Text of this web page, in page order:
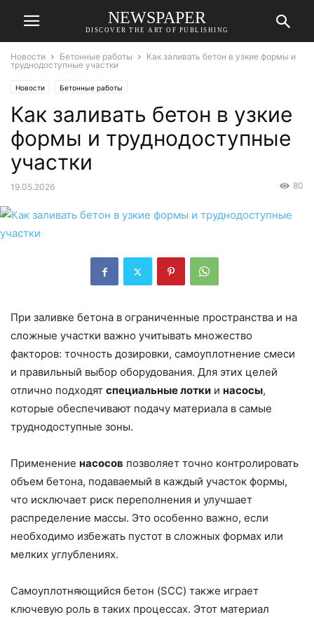
NEWSPAPER
DISCOVER THE ART OF PUBLISHING
Новости Бетонные работы
Как заливать бетон в узкие формы и
труднодоступные участки
Новости Бетонные работы
Как заливать бетон в узкие
формы и труднодоступные
участки
19.05.2026 80
При заливке бетона в ограниченные пространства и на
сложные участки важно учитывать множество
факторов: точность дозировки, самоуплотнение смеси
и правильный выбор оборудования. Для этих целей
отлично подходят специальные лотки и насосы,
которые обеспечивают подачу материала в самые
труднодоступные зоны.
Применение насосов позволяет точно контролировать
объем бетона, подаваемый в каждый участок формы,
что исключает риск переполнения и улучшает
распределение массы. Это особенно важно, если
необходимо избежать пустот в сложных формах или
мелких углублениях.
Самоуплотняющийся бетон (SCC) также играет
ключевую роль в таких процессах. Этот материал